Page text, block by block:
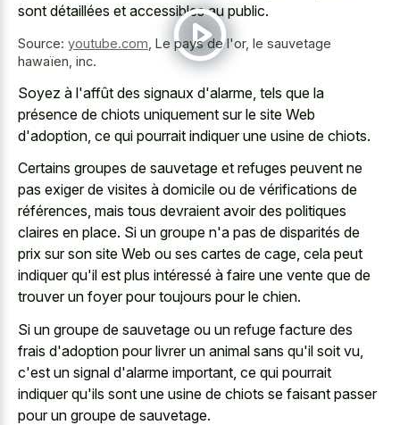
sont détaillées et accessibles au public.
Source: youtube.com Le pays de l'or, le sauvetage
hawaïen, inc.
Soyez à l'affût des signaux d'alarme, tels que la
présence de chiots uniquement sur le site Web
d'adoption, ce qui pourrait indiquer une usine de chiots.
Certains groupes de sauvetage et refuges peuvent ne
pas exiger de visites à domicile ou de vérifications de
références, mais tous devraient avoir des politiques
claires en place. Si un groupe n'a pas de disparités de
prix sur son site Web ou ses cartes de cage, cela peut
indiquer qu'il est plus intéressé à faire une vente que de
trouver un foyer pour toujours pour le chien.
Si un groupe de sauvetage ou un refuge facture des
frais d'adoption pour livrer un animal sans qu'il soit vu,
c'est un signal d'alarme important, ce qui pourrait
indiquer qu'ils sont une usine de chiots se faisant passer
pour un groupe de sauvetage.